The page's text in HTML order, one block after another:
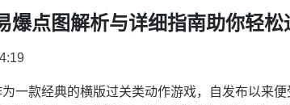
爆点图解析与详细指南助你轻
为一款经典的横版过关类动作游戏，自发布以来